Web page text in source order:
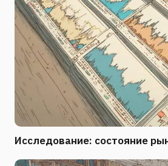
Исследование: состояние